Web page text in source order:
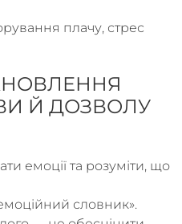
плачу, стрес
Й ДОЗВОЛУ
емоції та розуміти, що
словник».